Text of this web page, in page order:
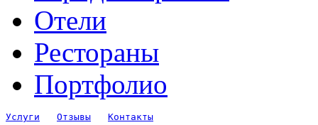
Отели
Рестораны
Портфолио
Услуги Отзывы Контакты